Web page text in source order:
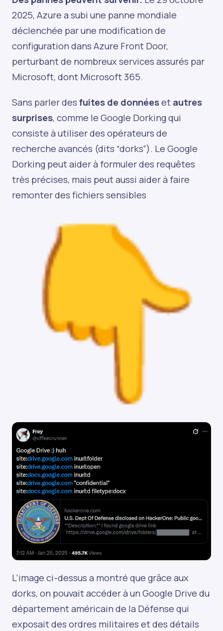
2025, Azure a subi une panne mondiale
déclenchée par une modification de
configuration dans Azure Front Door,
perturbant de nombreux services assurés par
Microsoft, dont Microsoft 365.
Sans parler desfuites de donnéesetautres
surprises, comme le Google Dorking qui
consiste à utiliser des opérateurs de
recherche avancés (dits “dorks”). Le Google
Dorking peut aider à formuler des requêtes
très précises, mais peut aussi aider à faire
remonter des fichiers sensibles
L’image ci-dessus a montré que grâce aux
dorks, on pouvait accéder à un Google Drive du
département américain de la Défense qui
exposait des ordres militaires et des détails